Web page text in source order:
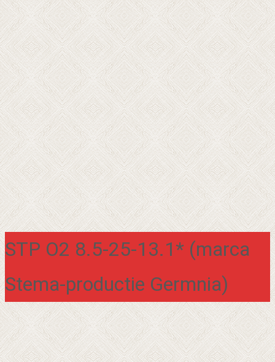
STP O2 8.5-25-13.1* (marca
Stema-productie Germnia)